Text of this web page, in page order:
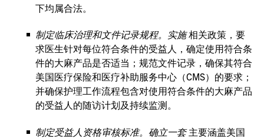
下均属合法。
制定临床治理和文件记录规程。实施相关政策，要
求医生针对每位符合条件的受益人，确定使用符合条
件的大麻产品是否适当；规范文件记录，确保其符合
美国医疗保险和医疗补助服务中心（CMS）的要求；
并确保护理工作流程包含对使用符合条件的大麻产品
的受益人的随访计划及持续监测。
制定受益人资格审核标准。确立一套主要涵盖美国